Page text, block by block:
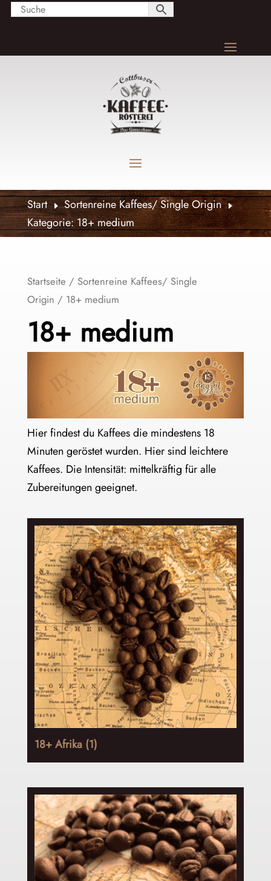
Start E Sortenreine Kaffees/ Single Origin E
Kategorie: 18+ medium
Startseite / Sortenreine Kaffees/ Single
Origin / 18+ medium
18+ medium
Hier findest du Kaffees die mindestens 18
Minuten geröstet wurden. Hier sind leichtere
Kaffees. Die Intensität: mittelkräftig für alle
Zubereitungen geeignet.
18+ Afrika (1)